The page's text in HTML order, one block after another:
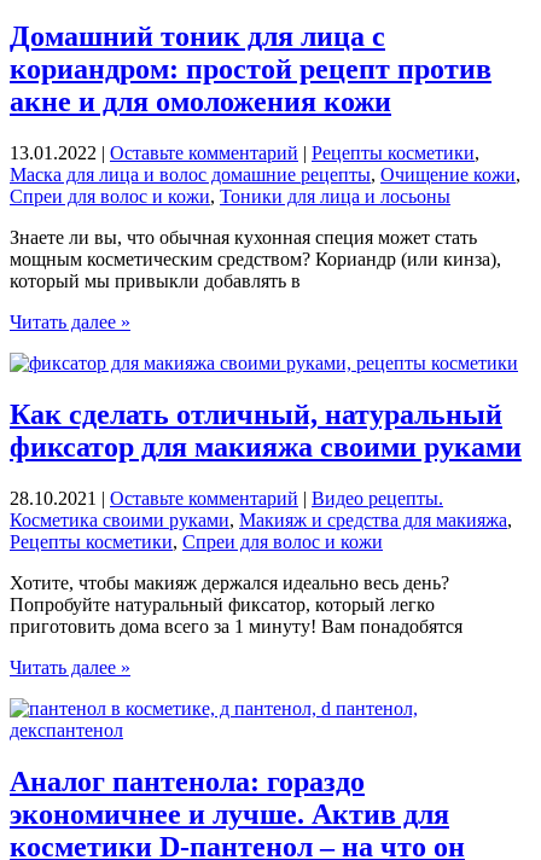
прованских
трав:
рецепт
для
роста
блеска
в
домашних
Домашний тоник для лица с
кориандром: простой рецепт против
акне и для омоложения кожи
13.01.2022 | Оставьте комментарий | Рецепты косметики,
Маска для лица и волос домашние рецепты, Очищение кожи,
Спреи для волос и кожи, Тоники для лица и лосьоны
Знаете ли вы, что обычная кухонная специя может стать
мощным косметическим средством? Кориандр (или кинза),
который мы привыкли добавлять в
Домашний
для
с
кориандром:
простой
против
акне
и
омоложения
кожи
Читать далее »
Как сделать отличный, натуральный
фиксатор для макияжа своими руками
28.10.2021 | Оставьте комментарий | Видео рецепты.
Косметика своими руками, Макияж и средства для макияжа,
Рецепты косметики, Спреи для волос и кожи
Хотите, чтобы макияж держался идеально весь день?
Попробуйте натуральный фиксатор, который легко
приготовить дома всего за 1 минуту! Вам понадобятся
Как
отличный,
натуральный
для
макияжа
своими
руками
Читать далее »
Аналог пантенола: гораздо
экономичнее и лучше. Актив для
косметики D-пантенол – на что он